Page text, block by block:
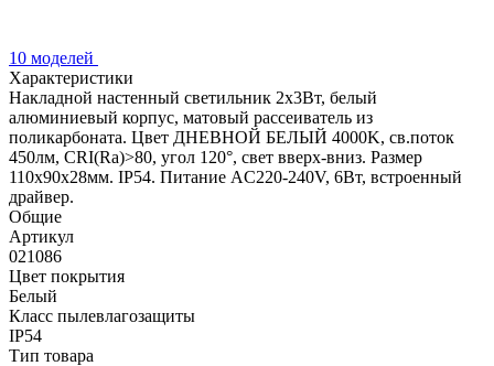
10 моделей
Характеристики
Накладной настенный светильник 2x3Вт, белый
алюминиевый корпус, матовый рассеиватель из
поликарбоната. Цвет ДНЕВНОЙ БЕЛЫЙ 4000K, св.поток
450лм, CRI(Ra)>80, угол 120°, свет вверх-вниз. Размер
110x90x28мм. IP54. Питание AC220-240V, 6Вт, встроенный
драйвер.
Общие
Артикул
021086
Цвет покрытия
Белый
Класс пылевлагозащиты
IP54
Тип товара